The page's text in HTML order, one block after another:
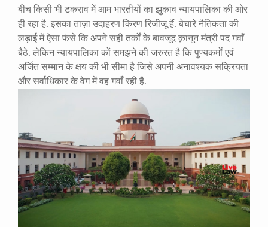
बीच किसी भी टकराव में आम भारतीयों का झुकाव न्यायपालिका की ओर
ही रहा है. इसका ताज़ा उदाहरण किरण रिजीजू हैं. बेचारे नैतिकता की
लड़ाई में ऐसा फंसे कि अपने सही तर्कों के बावजूद क़ानून मंत्री पद गवाँ
बैठे. लेकिन न्यायपालिका कों समझने की जरुरत है कि पुण्यकर्मों एवं
अर्जित सम्मान के क्षय की भी सीमा है जिसे अपनी अनावश्यक सक्रियता
और सर्वाधिकार के वेग में वह गवाँ रही है.